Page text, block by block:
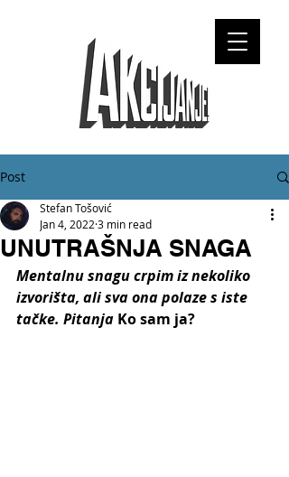
Post
UNUTRAŠNJA SNAGA
Stefan Tošović
Jan 4, 2022 3 min read
Mentalnu snagu crpim iz nekoliko
izvorišta, ali sva ona polaze s iste
tačke. Pitanja Ko sam ja?